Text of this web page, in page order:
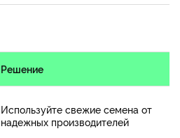
Решение
Используйте свежие семена от
надежных производителей